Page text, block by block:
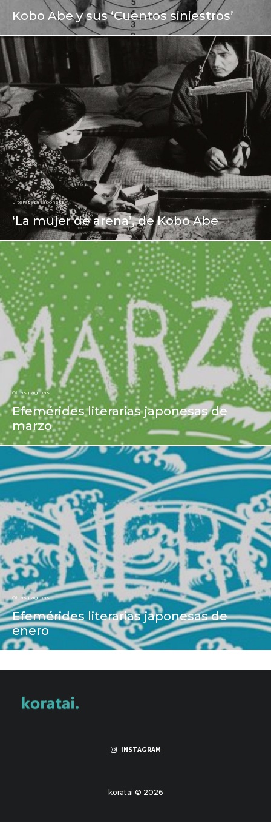
Kobo Abe y sus ‘Cuentos siniestros’
Literatura japonesa
‘La mujer de arena’, de Kobo Abe
Otras páginas
Efemérides literarias japonesas de
marzo
Otras páginas
Efemérides literarias japonesas de
enero
INSTAGRAM
koratai © 2026